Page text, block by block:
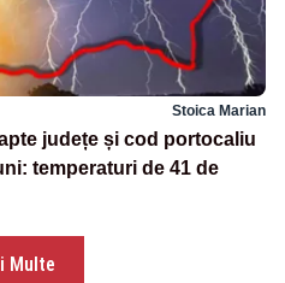
Stoica Marian
județe și cod portocaliu
temperaturi de 41 de
Multe